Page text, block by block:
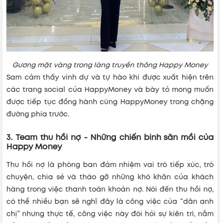
Gương mặt vàng trong làng truyền thông Happy Money
Sam cảm thấy vinh dự và tự hào khi được xuất hiện trên
các trang social của HappyMoney và bày tỏ mong muốn
được tiếp tục đồng hành cùng HappyMoney trong chặng
đường phía trước.
3. Team thu hồi nợ - Những chiến binh săn mồi của
Happy Money
Thu hồi nợ là phòng ban đảm nhiệm vai trò tiếp xúc, trò
chuyện, chia sẻ và tháo gỡ những khó khăn của khách
hàng trong việc thanh toán khoản nợ. Nói đến thu hồi nợ,
có thể nhiều bạn sẽ nghĩ đây là công việc của “dân anh
chị” nhưng thực tế, công việc này đòi hỏi sự kiên trì, nắm